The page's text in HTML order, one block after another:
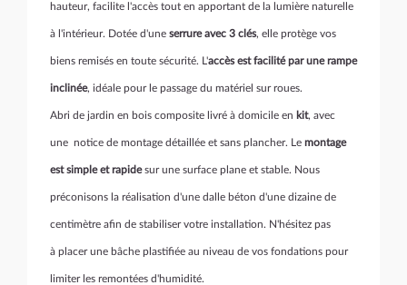
hauteur, facilite l'accès tout en apportant de la lumière naturelle
à l'intérieur. Dotée d'une serrure avec 3 clés, elle protège vos
biens remisés en toute sécurité. L'accès est facilité par une rampe
inclinée, idéale pour le passage du matériel sur roues.
Abri de jardin en bois composite livré à domicile en kit, avec
une notice de montage détaillée et sans plancher. Le montage
est simple et rapidesur une surface plane et stable. Nous
préconisons la réalisation d'une dalle béton d'une dizaine de
centimètre afin de stabiliser votre installation. N'hésitez pas
à placer une bâche plastifiée au niveau de vos fondations pour
limiter les remontées d'humidité.